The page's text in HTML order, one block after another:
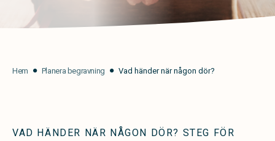
Hem Planera begravning Vad händer när någon dör?
VAD HÄNDER NÄR NÅGON DÖR? STEG FÖR